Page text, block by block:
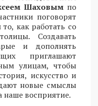
Шаховым по
поговорят
как работать со
Создавать
и дополнять
приглашают
улицам, чтобы
искусство и
новые смыслы
наше восприятие.